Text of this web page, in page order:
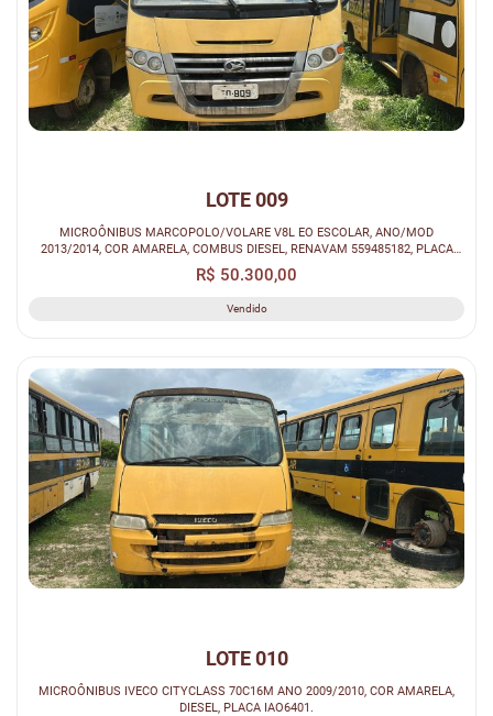
LOTE 009
MICROÔNIBUS MARCOPOLO/VOLARE V8L EO ESCOLAR, ANO/MOD
2013/2014, COR AMARELA, COMBUS DIESEL, RENAVAM 559485182, PLACA
OEQ8094.
R$ 50.300,00
Vendido
LOTE 010
MICROÔNIBUS IVECO CITYCLASS 70C16M ANO 2009/2010, COR AMARELA,
DIESEL, PLACA IAO6401.